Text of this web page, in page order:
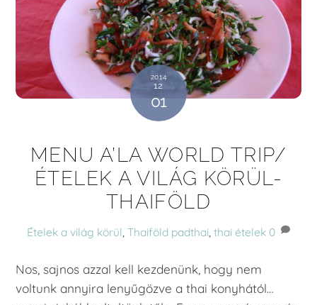
2014
12
01
MENU A’LA WORLD TRIP/
ÉTELEK A VILÁG KÖRÜL-
THAIFÖLD
Ételek a világ körül,Thaiföld padthai,thai ételek 0
Nos, sajnos azzal kell kezdenünk, hogy nem
voltunk annyira lenyűgözve a thai konyhától…